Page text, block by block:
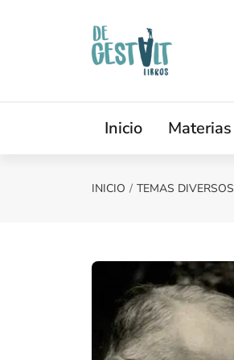
Inicio Materias
INICIO TEMAS DIVERSOS